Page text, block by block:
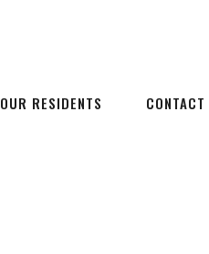
OUR RESIDENTS CONTACT